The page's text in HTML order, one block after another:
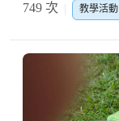
749 次
教學活動